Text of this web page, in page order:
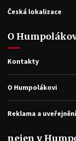
Česká lokalizace
O
Kontakty
O Humpolákovi
Reklama a
nejen v